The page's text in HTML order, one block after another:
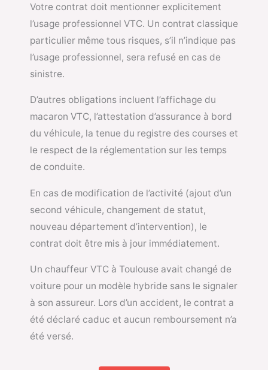
Votre contrat doit mentionner explicitement
l’usage professionnel VTC. Un contrat classique
particulier même tous risques, s’il n’indique pas
l’usage professionnel, sera refusé en cas de
sinistre.
D’autres obligations incluent l’affichage du
macaron VTC, l’attestation d’assurance à bord
du véhicule, la tenue du registre des courses et
le respect de la réglementation sur les temps
de conduite.
En cas de modification de l’activité (ajout d’un
second véhicule, changement de statut,
nouveau département d’intervention), le
contrat doit être mis à jour immédiatement.
Un chauffeur VTC à Toulouse avait changé de
voiture pour un modèle hybride sans le signaler
à son assureur. Lors d’un accident, le contrat a
été déclaré caduc et aucun remboursement n’a
été versé.